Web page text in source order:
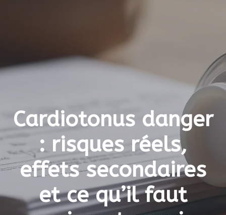
Cardiotonus danger
: risques réels,
effets secondaires
et ce qu’il faut